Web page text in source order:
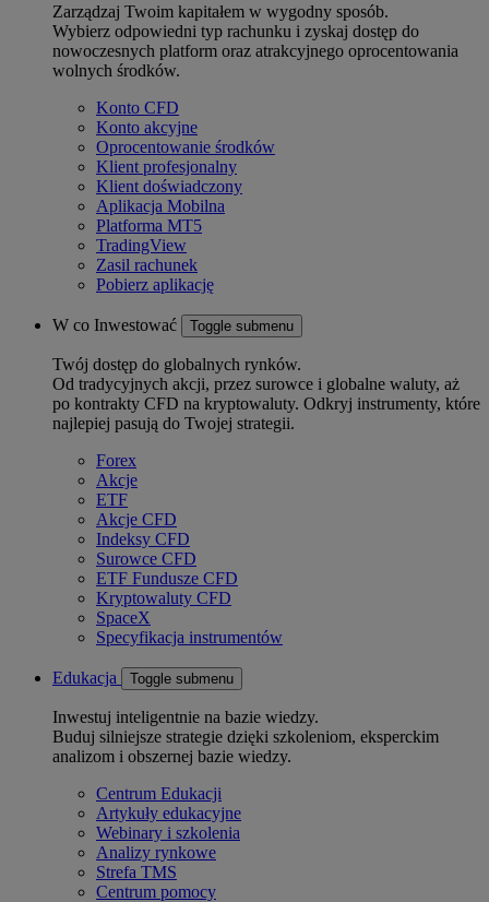
Zarządzaj Twoim kapitałem w wygodny sposób.
Wybierz odpowiedni typ rachunku i zyskaj dostęp do
nowoczesnych platform oraz atrakcyjnego oprocentowania
wolnych środków.
Konto CFD
Konto akcyjne
Oprocentowanie środków
Klient profesjonalny
Klient doświadczony
Aplikacja Mobilna
Platforma MT5
TradingView
Zasil rachunek
Pobierz aplikację
W co Inwestować Toggle submenu
Twój dostęp do globalnych rynków.
Od tradycyjnych akcji, przez surowce i globalne waluty, aż
po kontrakty CFD na kryptowaluty. Odkryj instrumenty, które
najlepiej pasują do Twojej strategii.
Forex
Akcje
ETF
Akcje CFD
Indeksy CFD
Surowce CFD
ETF Fundusze CFD
Kryptowaluty CFD
SpaceX
Specyfikacja instrumentów
Edukacja Toggle submenu
Inwestuj inteligentnie na bazie wiedzy.
Buduj silniejsze strategie dzięki szkoleniom, eksperckim
analizom i obszernej bazie wiedzy.
Centrum Edukacji
Artykuły edukacyjne
Webinary i szkolenia
Analizy rynkowe
Strefa TMS
Centrum pomocy